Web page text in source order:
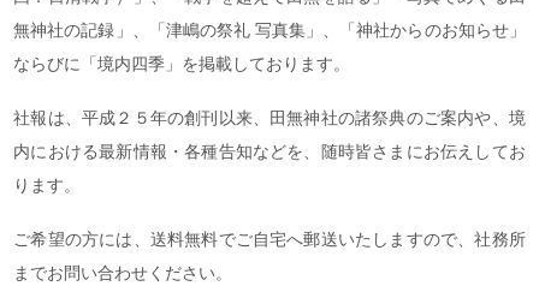
無神社の記録」、「津嶋の祭礼 写真集」、「神社からのお知らせ」
ならびに「境内四季」を掲載しております。
社報は、平成２５年の創刊以来、田無神社の諸祭典のご案内や、境
内における最新情報・各種告知などを、随時皆さまにお伝えしてお
ります。
ご希望の方には、送料無料でご自宅へ郵送いたしますので、社務所
までお問い合わせください。